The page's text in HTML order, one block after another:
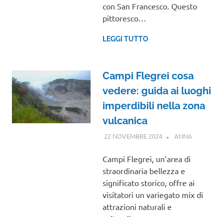
con San Francesco. Questo
pittoresco…
LEGGI TUTTO
Campi Flegrei cosa
vedere: guida ai luoghi
imperdibili nella zona
vulcanica
22 NOVEMBRE 2024 ANNA
Campi Flegrei, un’area di
straordinaria bellezza e
significato storico, offre ai
visitatori un variegato mix di
attrazioni naturali e